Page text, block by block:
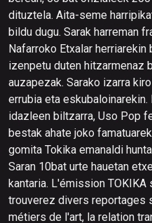
dituztela. Aita-seme
bildu dugu. Sarak harreman
Nafarroko Etxalar
izenpetu duten hitzarmenaz
auzapezak. Sarako izarra
errubia eta eskubaloinarekin.
idazleen biltzarra, Uso Pop
bestak ahate joko
gomita Tokika emanaldi
Saran 10bat urte hauetan
kantaria. L'émission
trouverez divers reportages
métiers de l'art, la relation